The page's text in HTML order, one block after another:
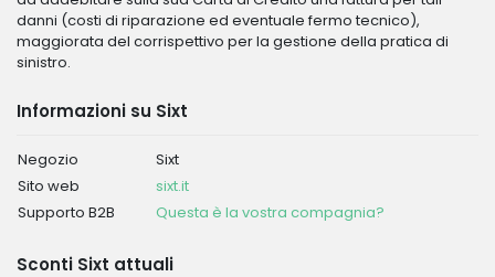
danni (costi di riparazione ed eventuale fermo tecnico),
maggiorata del corrispettivo per la gestione della pratica di
sinistro.
Informazioni su Sixt
Negozio
Sixt
Sito web
sixt.it
Supporto B2B
Questa è la vostra compagnia?
Sconti Sixt attuali